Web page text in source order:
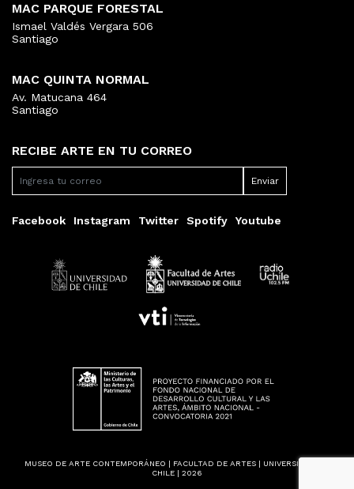
RECIBE ARTE EN TU CORREO
Facebook Instagram Twitter Spotify Youtube
MAC PARQUE FORESTAL
Ismael Valdés Vergara 506
Santiago
MAC QUINTA NORMAL
Av. Matucana 464
Santiago
MUSEO DE ARTE CONTEMPORÁNEO | FACULTAD DE ARTES | UNIVERSIDAD DE
CHILE | 2026